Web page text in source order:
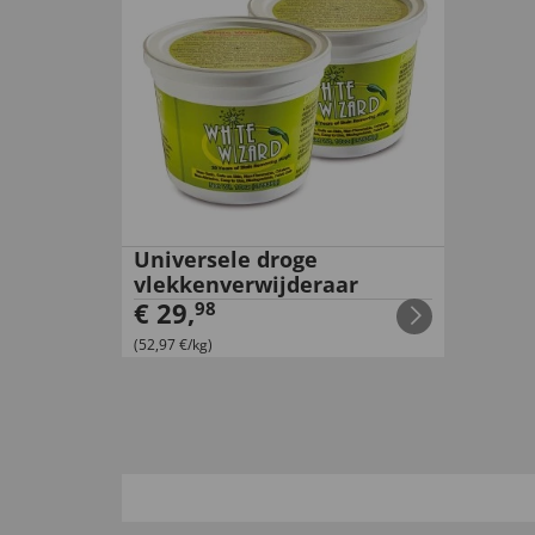
Universele droge
vlekkenverwijderaar
€ 29,98
(52,97 €/kg)